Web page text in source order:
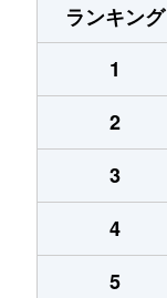
ランキング
1
2
3
4
5